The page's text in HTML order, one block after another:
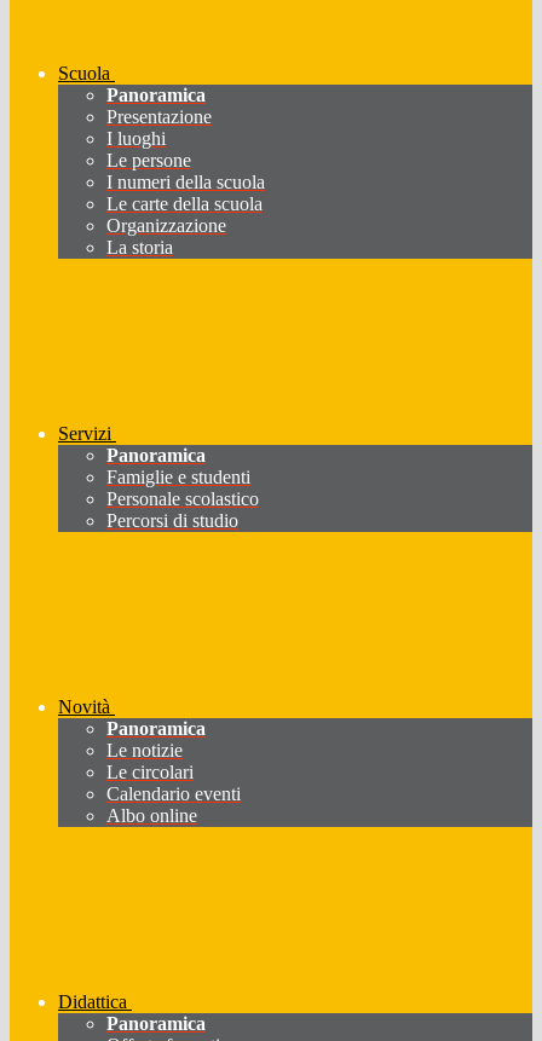
Scuola
Panoramica
Presentazione
I luoghi
Le persone
I numeri della scuola
Le carte della scuola
Organizzazione
La storia
Servizi
Panoramica
Famiglie e studenti
Personale scolastico
Percorsi di studio
Novità
Panoramica
Le notizie
Le circolari
Calendario eventi
Albo online
Didattica
Panoramica